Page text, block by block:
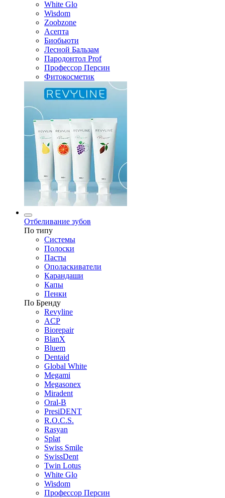
White Glo
Wisdom
Zoobzone
Асепта
Биобьюти
Лесной Бальзам
Пародонтол Prof
Профессор Персин
Фитокосметик
Отбеливание зубов
По типу
Системы
Полоски
Пасты
Ополаскиватели
Карандаши
Капы
Пенки
По Бренду
Revyline
ACP
Biorepair
BlanX
Bluem
Dentaid
Global White
Megami
Megasonex
Miradent
Oral-B
PresiDENT
R.O.C.S.
Rasyan
Splat
Swiss Smile
SwissDent
Twin Lotus
White Glo
Wisdom
Профессор Персин